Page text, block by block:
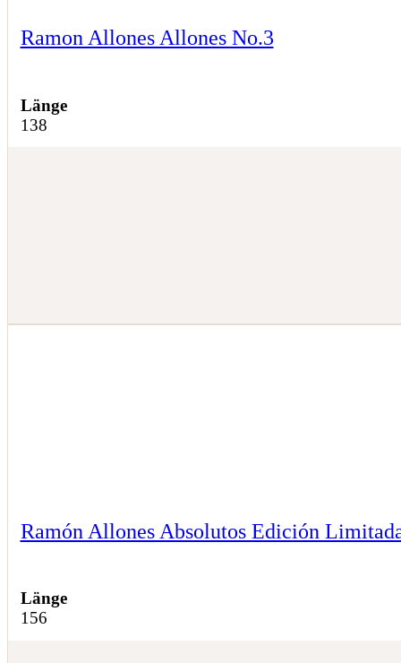
Ramon Allones Allones No.3
Länge
138
Ramón Allones Absolutos Edición
Länge
156